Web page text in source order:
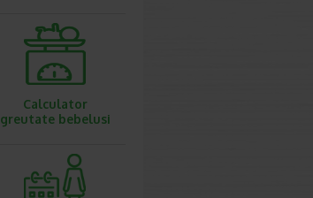
Calculator
greutate bebelusi